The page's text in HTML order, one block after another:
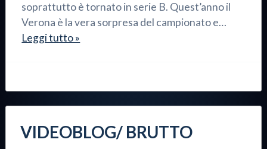
soprattutto è tornato in serie B. Quest’anno il
Verona è la vera sorpresa del campionato e…
Leggi tutto »
VIDEOBLOG/ BRUTTO